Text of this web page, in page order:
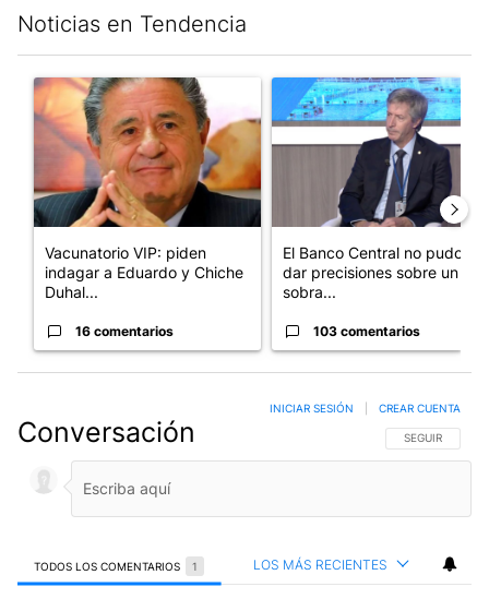
Noticias en Tendencia
Un artículo de tendencia con el título "Vacunatorio VIP: piden
Vacunatorio VIP: piden
indagar a Eduardo y Chiche
Duhal...
16 comentarios
Un artículo de tendencia
El Banco Central no pudo
dar precisiones sobre un
sobra...
103 comentarios
Conversación SIGA ESTA
SEGUIR
INICIAR SESIÓN CREAR CUENTA
TODOS LOS COMENTARIOS 1 LOS MÁS RECIENTES